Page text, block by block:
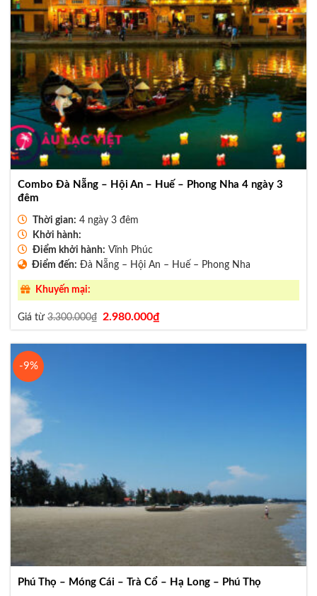
Combo Đà Nẵng – Hội An – Huế – Phong Nha 4 ngày 3
đêm
Thời gian: 4 ngày 3 đêm
Khởi hành:
Điểm khởi hành: Vĩnh Phúc
Điểm đến: Đà Nẵng – Hội An – Huế – Phong Nha
Khuyến mại:
Giá từ3.300.000₫
Giá
là:
3.300.000₫.
2.980.000₫Giá
hiện
tại
là:
-9%
Phú Thọ – Móng Cái – Trà Cổ – Hạ Long – Phú Thọ